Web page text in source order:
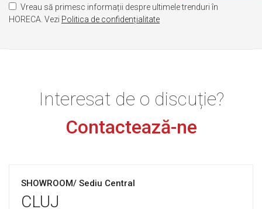
Vreau să primesc informații despre ultimele trenduri în
HORECA. Vezi Politica de confidențialitate
Interesat de o discuție?
Contactează-ne
SHOWROOM/ Sediu Central
CLUJ